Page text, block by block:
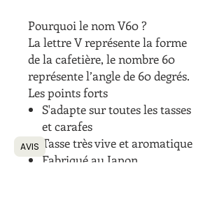
Pourquoi le nom V60 ?
La lettre V représente la forme
de la cafetière, le nombre 60
représente l’angle de 60 degrés.
Les points forts
S'adapte sur toutes les tasses
et carafes
Tasse très vive et aromatique
Fabriqué au Japon
AVIS